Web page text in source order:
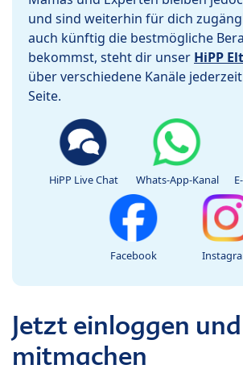
und sind weiterhin für dich
auch künftig die bestmögliche
bekommst, steht dir unser HiPP
über verschiedene Kanäle
Seite.
HiPP Live Chat Whats-App-Kanal
Facebook
Jetzt einloggen und
mitmachen